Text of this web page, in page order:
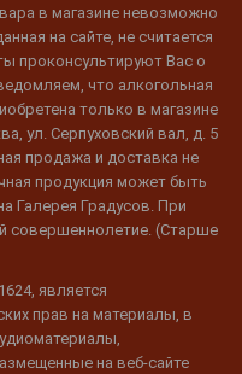
в магазине невозможно
на сайте, не считается
проконсультируют Вас о
что алкогольная
только в магазине
ул. Серпуховский вал, д. 5
продажа и доставка не
продукция может быть
Галерея Градусов. При
совершеннолетие. (Старше
является
прав на материалы, в
на веб-сайте